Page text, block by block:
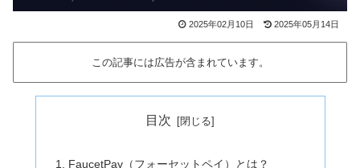
2025年02月10日 2025年05月14日
この記事には広告が含まれています。
目次
FaucetPay（フォーセットペイ）とは？